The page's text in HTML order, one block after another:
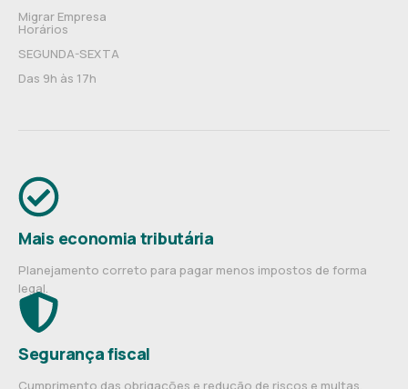
Migrar Empresa
Horários
SEGUNDA-SEXTA
Das 9h às 17h
Mais economia tributária
Planejamento correto para pagar menos impostos de forma
legal.
Segurança fiscal
Cumprimento das obrigações e redução de riscos e multas.